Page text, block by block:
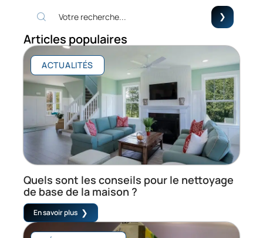
Articles populaires
ACTUALITÉS
Quels sont les conseils pour le nettoyage
de base de la maison ?
En savoir plus